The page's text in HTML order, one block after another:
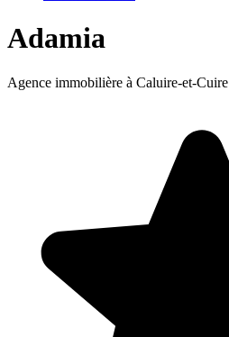
Adamia
Agence immobilière à Caluire-et-Cuire